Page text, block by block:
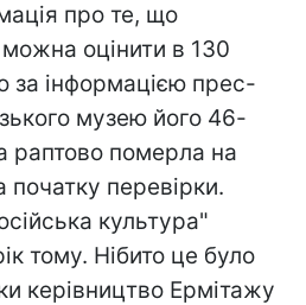
про те, що
оцінити в 130
за інформацією прес-
музею його 46-
раптово померла на
початку перевірки.
культура"
тому. Нібито це було
керівництво Ермітажу